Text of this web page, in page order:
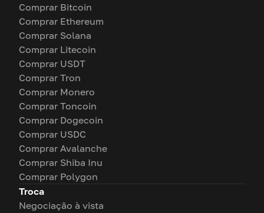
Comprar Bitcoin
Comprar Ethereum
Comprar Solana
Comprar Litecoin
Comprar USDT
Comprar Tron
Comprar Monero
Comprar Toncoin
Comprar Dogecoin
Comprar USDC
Comprar Avalanche
Comprar Shiba Inu
Comprar Polygon
Troca
Negociação à vista